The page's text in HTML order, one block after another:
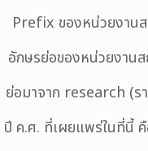
Prefix ของหน่วยงานส
รย่อของหน่วยงานสถ
จาก research (ราย
.ศ. ที่เผยแพร่ในที่นี้ คื